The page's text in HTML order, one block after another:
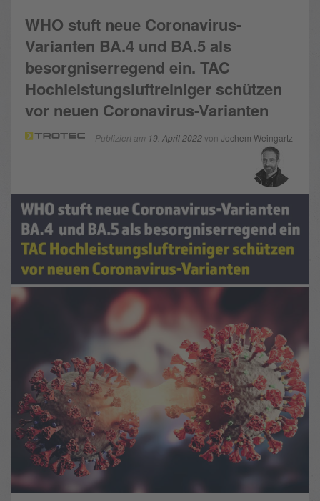
WHO stuft neue Coronavirus-
Varianten BA.4 und BA.5 als
besorgniserregend ein. TAC
Hochleistungsluftreiniger schützen
vor neuen Coronavirus-Varianten
Publiziert am 19. April 2022von Jochem Weingartz